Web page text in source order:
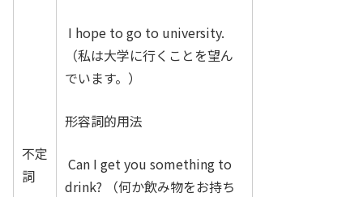
不定
詞
I hope to go to university.
（私は大学に行くことを望ん
でいます。）
形容詞的用法
Can I get you something to
drink? （何か飲み物をお持ち